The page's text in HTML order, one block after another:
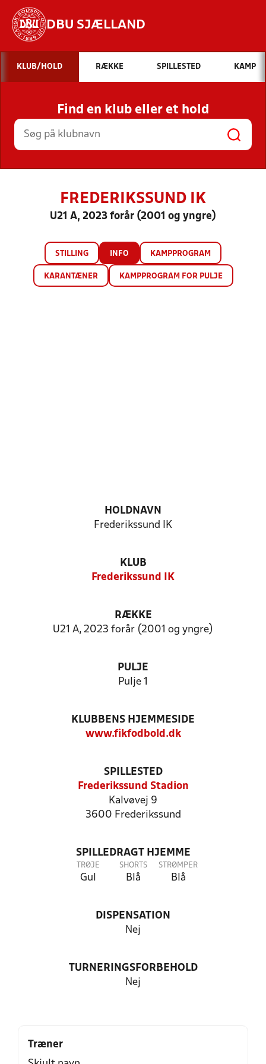
DBU SJÆLLAND
Hvad vil du søge efter?
INDHOLD OG NYHEDER
STILLINGER, RESULTATER, KLUBBER OG
HOLD
KLUB/HOLD RÆKKE SPILLESTED KAMP
Find en klub eller et hold
FREDERIKSSUND IK
U21 A, 2023 forår (2001 og yngre)
STILLING INFO KAMPPROGRAM
KARANTÆNER KAMPPROGRAM FOR PULJE
HOLDNAVN
Frederikssund IK
KLUB
Frederikssund IK
RÆKKE
U21 A, 2023 forår (2001 og yngre)
PULJE
Pulje 1
KLUBBENS HJEMMESIDE
www.fikfodbold.dk
SPILLESTED
Frederikssund Stadion
Kalvøvej 9
3600 Frederikssund
SPILLEDRAGT HJEMME
TRØJE
Gul
SHORTS
Blå
STRØMPER
Blå
DISPENSATION
Nej
TURNERINGSFORBEHOLD
Nej
Træner